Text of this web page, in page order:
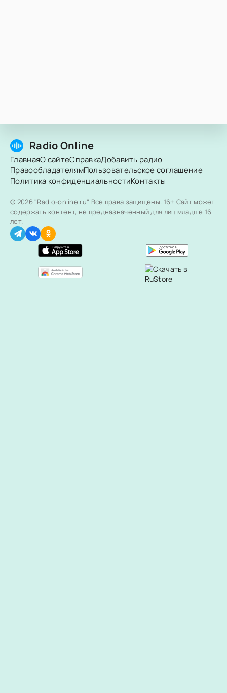
Radio Online
ГлавнаяО сайтеСправкаДобавить радио
ПравообладателямПользовательское соглашение
Политика конфиденциальностиКонтакты
© 2026 "Radio-online.ru" Все права защищены. 16+ Сайт может
содержать контент, не предназначенный для лиц младше 16
лет.